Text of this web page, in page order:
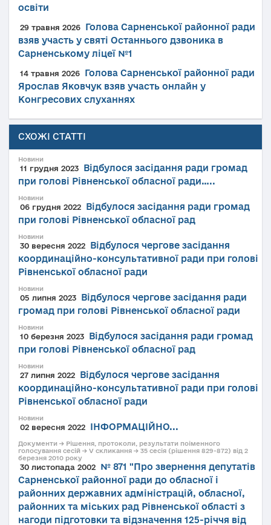
освіти
29 травня 2026
Голова Сарненської районної ради
взяв участь у святі Останнього дзвоника в
Сарненському ліцеї №1
14 травня 2026
Голова Сарненської районної ради
Ярослав Яковчук взяв участь онлайн у
Конгресових слуханнях
СХОЖІ СТАТТІ
Новини
11 грудня 2023
Відбулося засідання ради громад
при голові Рівненської обласної ради…..
Новини
06 грудня 2022
Відбулося засідання ради громад
при голові Рівненської обласної рад
Новини
30 вересня 2022
Відбулося чергове засідання
координаційно-консультативної ради при голові
Рівненської обласної ради
Новини
05 липня 2023
Відбулося чергове засідання ради
громад при голові Рівненської обласної ради
Новини
10 березня 2023
Відбулося засідання ради громад
при голові Рівненської обласної рад
Новини
27 липня 2022
Відбулося чергове засідання
координаційно-консультативної ради при голові
Рівненської обласної ради
Новини
02 вересня 2022 ІНФОРМАЦІЙНО...
Документи → Рішення, протоколи, результати поіменного
голосування сесій → V скликання → 35 сесія (рішення 829-872) від 2
березня 2010 року
30 листопада 2002
№ 871 "Про звернення депутатів
Сарненської районної ради до обласної і
районних державних адміністрацій, обласної,
районних та міських рад Рівненської області з
нагоди підготовки та відзначення 125-річчя від